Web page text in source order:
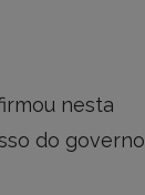
nesta
do governo